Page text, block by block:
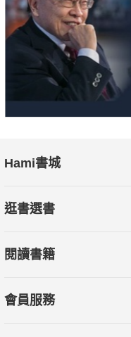
Hami書城
逛書選書
閱讀書籍
會員服務